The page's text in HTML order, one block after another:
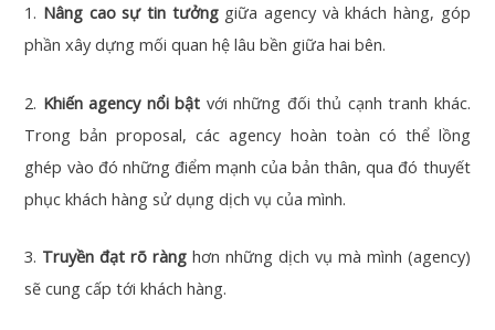
1. Nâng cao sự tin tưởnggiữa agency và khách hàng, góp
phần xây dựng mối quan hệ lâu bền giữa hai bên.
2. Khiến agency nổi bật với những đối thủ cạnh tranh khác.
Trong bản proposal, các agency hoàn toàn có thể lồng
ghép vào đó những điểm mạnh của bản thân, qua đó thuyết
phục khách hàng sử dụng dịch vụ của mình.
3. Truyền đạt rõ ràng hơn những dịch vụ mà mình (agency)
sẽ cung cấp tới khách hàng.